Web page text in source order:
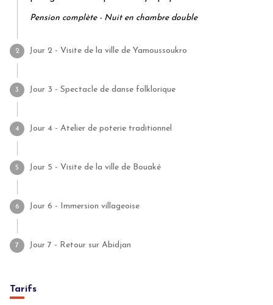
Pension complète - Nuit en chambre double
2 Jour 2 - Visite de la ville de Yamoussoukro
3 Jour 3 - Spectacle de danse folklorique
4 Jour 4 - Atelier de poterie traditionnel
5 Jour 5 - Visite de la ville de Bouaké
6 Jour 6 - Immersion villageoise
7 Jour 7 - Retour sur Abidjan
Tarifs